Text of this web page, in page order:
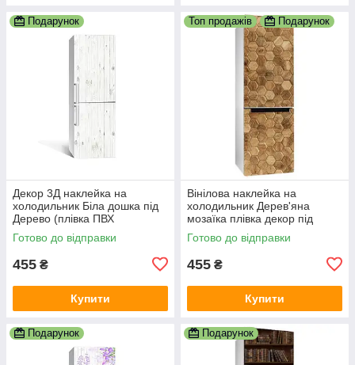
Подарунок
Декор 3Д наклейка на
холодильник Біла дошка під
Дерево (плівка ПВХ
фотодрук) 600х1800 мм
Текстури Сірий
Готово до відправки
455 ₴
Купити
Топ продажів Подарунок
Вінілова наклейка на
холодильник Дерев'яна
мозаїка плівка декор під
дерево глянцева стільники
600х1800 мм
Готово до відправки
455 ₴
Купити
Подарунок Подарунок